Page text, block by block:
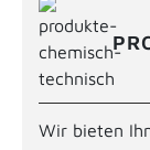
Wir bieten